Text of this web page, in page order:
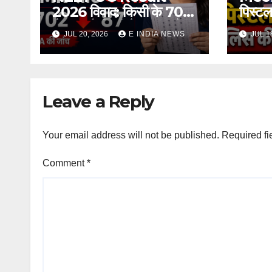
2026 विवाद: किसी के 702
से 87 तो किसी के 540 से
167 अंक होने का दावा, NTA
ने दी चेतावनी
JUL 20, 2026 E INDIA NEWS
कीJUL
Leave a Reply
Your email address will not be published. Required
Comment*